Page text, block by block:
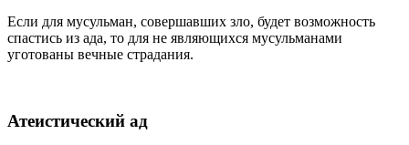
Если для мусульман, совершавших зло, будет возможность
спастись из ада, то для не являющихся мусульманами
уготованы вечные страдания.
Атеистический ад